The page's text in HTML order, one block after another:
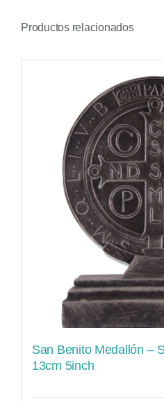
Productos relacionados
San Benito Medallón –
13cm 5inch